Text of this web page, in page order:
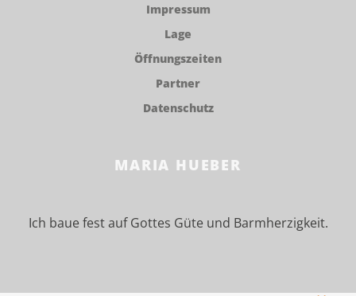
Impressum
Lage
Öffnungszeiten
Partner
Datenschutz
MARIA HUEBER
Ich baue fest auf Gottes Güte und Barmherzigkeit.